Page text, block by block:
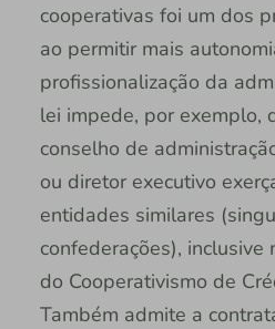
cooperativas foi um dos
ao permitir mais
profissionalização da
lei impede, por exemplo,
conselho de
ou diretor executivo
entidades similares
confederações), inclusive
do Cooperativismo de
Também admite a